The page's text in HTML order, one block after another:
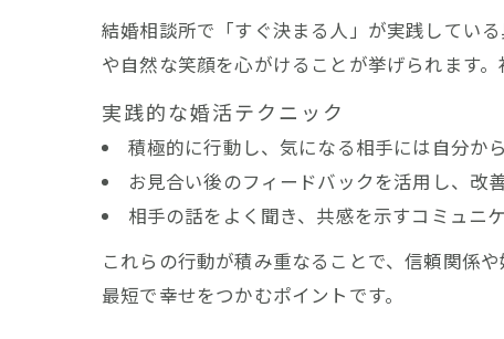
結婚相談所で「すぐ決まる人」が実践してい
や自然な笑顔を心がけることが挙げられます
実践的な婚活テクニック
積極的に行動し、気になる相手には自分か
お見合い後のフィードバックを活用し、改
相手の話をよく聞き、共感を示すコミュニ
これらの行動が積み重なることで、信頼関係
最短で幸せをつかむポイントです。